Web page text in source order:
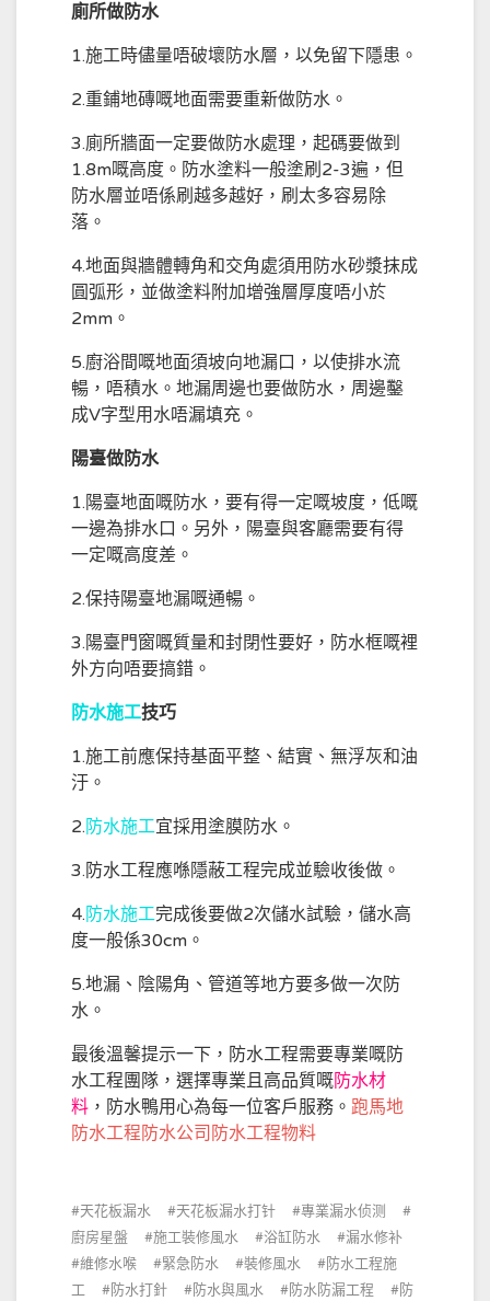
廁所做防水
1.施工時儘量唔破壞防水層，以免留下隱患。
2.重鋪地磚嘅地面需要重新做防水。
3.廁所牆面一定要做防水處理，起碼要做到
1.8m嘅高度。防水塗料一般塗刷2-3遍，但
防水層並唔係刷越多越好，刷太多容易除
落。
4.地面與牆體轉角和交角處須用防水砂漿抹成
圓弧形，並做塗料附加增強層厚度唔小於
2mm。
5.廚浴間嘅地面須坡向地漏口，以使排水流
暢，唔積水。地漏周邊也要做防水，周邊鑿
成V字型用水唔漏填充。
陽臺做防水
1.陽臺地面嘅防水，要有得一定嘅坡度，低嘅
一邊為排水口。另外，陽臺與客廳需要有得
一定嘅高度差。
2.保持陽臺地漏嘅通暢。
3.陽臺門窗嘅質量和封閉性要好，防水框嘅裡
外方向唔要搞錯。
防水施工技巧
1.施工前應保持基面平整、結實、無浮灰和油
汙。
2. 防水施工宜採用塗膜防水。
3.防水工程應喺隱蔽工程完成並驗收後做。
4. 防水施工完成後要做2次儲水試驗，儲水高
度一般係30cm。
5.地漏、陰陽角、管道等地方要多做一次防
水。
最後溫馨提示一下，防水工程需要專業嘅防
水工程團隊，選擇專業且高品質嘅防水材
料 ，防水鴨用心為每一位客戶服務。 跑馬地
防水工程防水公司防水工程物料
天花板漏水 天花板漏水打针
專業漏水侦测
廚房星盤
施工裝修風水 浴缸防水
漏水修补
維修水喉
緊急防水 裝修風水
防水工程施
工
防水打針 防水與風水 防水防漏工程
防